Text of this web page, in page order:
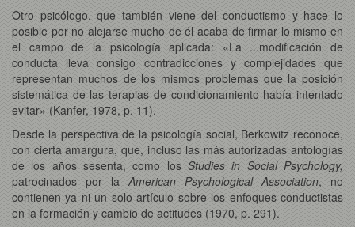
Otro psicólogo, que también viene del conductismo y hace lo
posible por no alejarse mucho de él acaba de firmar lo mismo en
el campo de la psicología aplicada: «La ...modificación de
conducta lleva consigo contradicciones y complejidades que
representan muchos de los mismos problemas que la posición
sistemática de las terapias de condicionamiento había intentado
evitar» (Kanfer, 1978, p. 11).
Desde la perspectiva de la psicología social, Berkowitz reconoce,
con cierta amargura, que, incluso las más autorizadas antologías
de los años sesenta, como los Studies in Social Psychology,
patrocinados por la American Psychological Association, no
contienen ya ni un solo artículo sobre los enfoques conductistas
en la formación y cambio de actitudes (1970, p. 291).